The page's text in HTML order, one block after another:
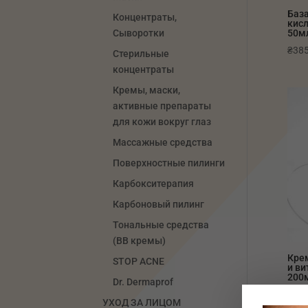
₴
и
Концентраты,
Сыворотки
Стерильные
концентраты
Кремы, маски,
активные препараты
для кожи вокруг глаз
Массажные средства
Поверхностные пилинги
Карбокситерапия
Карбоновый пилинг
Тональные средства
(ВВ кремы)
STOP ACNE
Dr. Dermaprof
УХОД ЗА ЛИЦОМ